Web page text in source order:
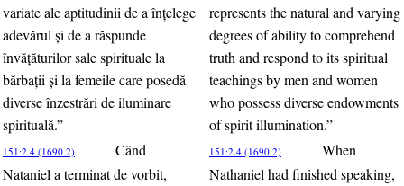
variate ale aptitudinii de a înţelege
adevărul şi de a răspunde
învăţăturilor sale spirituale la
bărbaţii şi la femeile care posedă
diverse înzestrări de iluminare
spirituală.”
represents the natural and varying
degrees of ability to comprehend
truth and respond to its spiritual
teachings by men and women
who possess diverse endowments
of spirit illumination.”
151:2.4 (1690.2)
Când
Nataniel a terminat de vorbit,
151:2.4 (1690.2)
When
Nathaniel had finished speaking,